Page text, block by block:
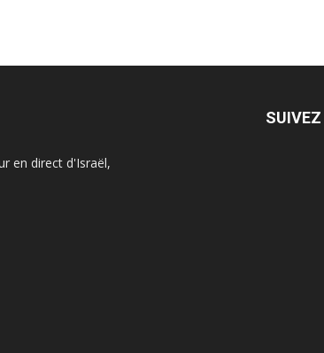
en direct d'Israël,